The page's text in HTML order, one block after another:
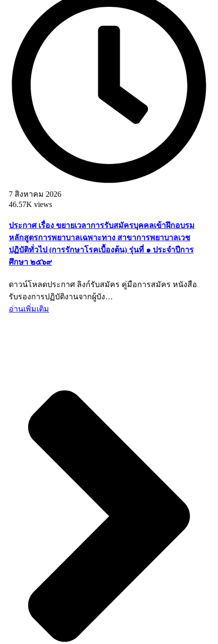
7 สิงหาคม 2026
46.57K views
ประกาศ เรื่อง ขยายเวลาการรับสมัครบุคคลเข้าฝึกอบรม
หลักสูตรการพยาบาลเฉพาะทาง สาขาการพยาบาลเวช
ปฏิบัติทั่วไป (การรักษาโรคเบื้องต้น) รุ่นที่ ๑ ประจำปีการ
ศึกษา ๒๕๖๙
ดาวน์โหลดประกาศ ลิงก์รับสมัคร คู่มือการสมัคร หนังสือ
รับรองการปฏิบัติงานจากผู้บัง…
อ่านเพิ่มเติม